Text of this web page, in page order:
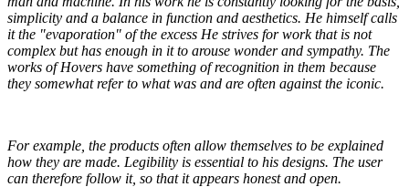
simplicity and a balance in function and aesthetics. He himself calls
it the "evaporation" of the excess He strives for work that is not
complex but has enough in it to arouse wonder and sympathy. The
works of Hovers have something of recognition in them because
they somewhat refer to what was and are often against the iconic.
For example, the products often allow themselves to be explained
how they are made. Legibility is essential to his designs. The user
can therefore follow it, so that it appears honest and open.